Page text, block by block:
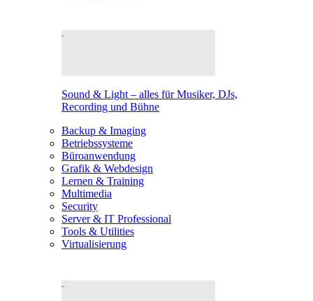
Sound & Light – alles für Musiker, DJs,
Recording und Bühne
Backup & Imaging
Betriebssysteme
Büroanwendung
Grafik & Webdesign
Lernen & Training
Multimedia
Security
Server & IT Professional
Tools & Utilities
Virtualisierung